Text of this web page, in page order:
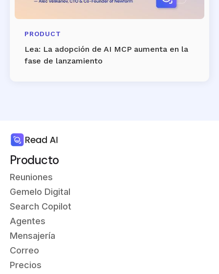
PRODUCT
Lea: La adopción de AI MCP aumenta en la
fase de lanzamiento
Producto
Reuniones
Gemelo Digital
Search Copilot
Agentes
Mensajería
Correo
Precios